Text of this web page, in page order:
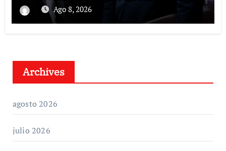
restricciones
Ago 8, 2026
Archives
agosto 2026
julio 2026